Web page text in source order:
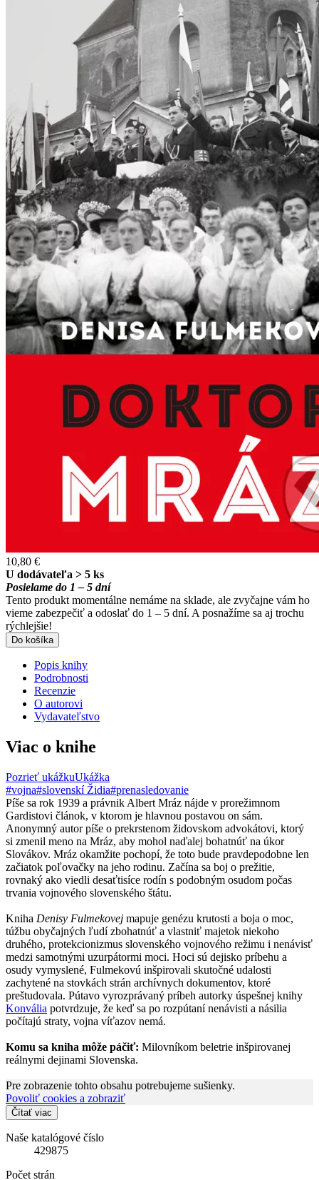
10,80 €
U dodávateľa > 5 ks
Posielame do 1 – 5 dní
Tento produkt momentálne nemáme na sklade, ale zvyčajne vám ho
vieme zabezpečiť a odoslať do 1 – 5 dní. A posnažíme sa aj trochu
rýchlejšie!
Do košíka
Popis knihy
Podrobnosti
Recenzie
O autorovi
Vydavateľstvo
Viac o knihe
Pozrieť ukážkuUkážka
#vojna#slovenskí Židia#prenasledovanie
Píše sa rok 1939 a právnik Albert Mráz nájde v prorežimnom
Gardistovi článok, v ktorom je hlavnou postavou on sám.
Anonymný autor píše o prekrstenom židovskom advokátovi, ktorý
si zmenil meno na Mráz, aby mohol naďalej bohatnúť na úkor
Slovákov. Mráz okamžite pochopí, že toto bude pravdepodobne len
začiatok poľovačky na jeho rodinu. Začína sa boj o prežitie,
rovnaký ako viedli desaťtisíce rodín s podobným osudom počas
trvania vojnového slovenského štátu.
Kniha Denisy Fulmekovej mapuje genézu krutosti a boja o moc,
túžbu obyčajných ľudí zbohatnúť a vlastniť majetok niekoho
druhého, protekcionizmus slovenského vojnového režimu i nenávisť
medzi samotnými uzurpátormi moci. Hoci sú dejisko príbehu a
osudy vymyslené, Fulmekovú inšpirovali skutočné udalosti
zachytené na stovkách strán archívnych dokumentov, ktoré
preštudovala. Pútavo vyrozprávaný príbeh autorky úspešnej knihy
Konvália potvrdzuje, že keď sa po rozpútaní nenávisti a násilia
počítajú straty, vojna víťazov nemá.
Komu sa kniha môže páčiť: Milovníkom beletrie inšpirovanej
reálnymi dejinami Slovenska.
Pre zobrazenie tohto obsahu potrebujeme sušienky.
Povoliť cookies a zobraziť
Čítať viac
Naše katalógové číslo
429875
Počet strán